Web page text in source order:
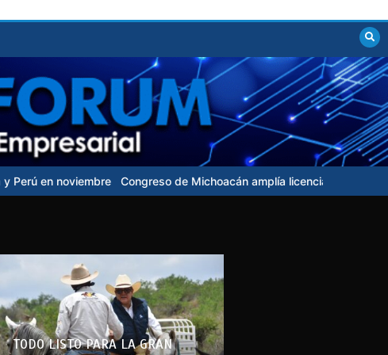
Congreso de Michoacán amplía licencia a fiscal que busca candidatura
TODO LISTO PARA LA GRAN